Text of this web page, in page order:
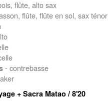
flûte, alto sax
flûte, flûte en sol, sax ténor
- contrebasse
+ Sacra Matao / 8'20